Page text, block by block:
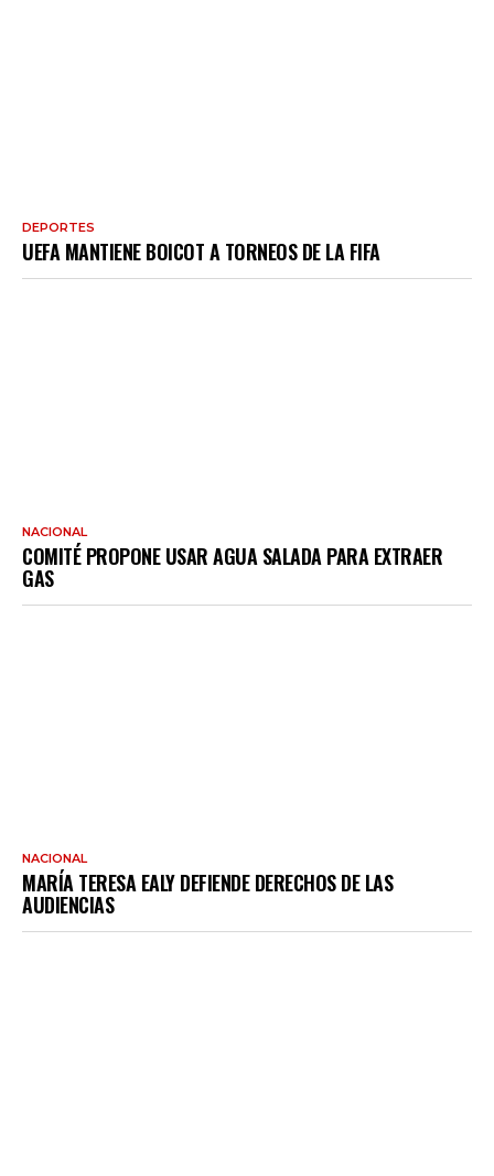
DEPORTES
UEFA MANTIENE BOICOT A TORNEOS DE LA FIFA
NACIONAL
COMITÉ PROPONE USAR AGUA SALADA PARA EXTRAER
GAS
NACIONAL
MARÍA TERESA EALY DEFIENDE DERECHOS DE LAS
AUDIENCIAS